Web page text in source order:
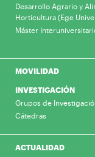
Desarrollo Agrario y
Horticultura (Ege
Máster
MOVILIDAD
INVESTIGACIÓN
Grupos de
Cátedras
ACTUALIDAD